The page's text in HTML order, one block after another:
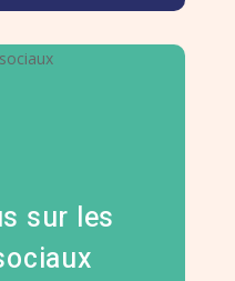
sur les